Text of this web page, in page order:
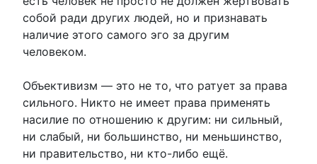
собой ради других людей, но и признавать
наличие этого самого эго за другим
человеком.
Объективизм — это не то, что ратует за права
сильного. Никто не имеет права применять
насилие по отношению к другим: ни сильный,
ни слабый, ни большинство, ни меньшинство,
ни правительство, ни кто-либо ещё.